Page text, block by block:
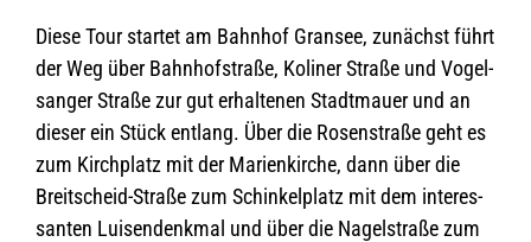
Diese Tour star­tet am Bahn­hof Gran­see, zunächst führt
der Weg über Bahn­hof­straße, Koli­ner Straße und Vogel­
s­an­ger Straße zur gut erhal­te­nen Stadt­mauer und an
die­ser ein Stück ent­lang. Über die Rosen­straße geht es
zum Kirch­platz mit der Mari­en­kir­che, dann über die
Breit­scheid-Straße zum Schin­kel­platz mit dem inter­es­
san­ten Lui­sen­denk­mal und über die Nagel­straße zum